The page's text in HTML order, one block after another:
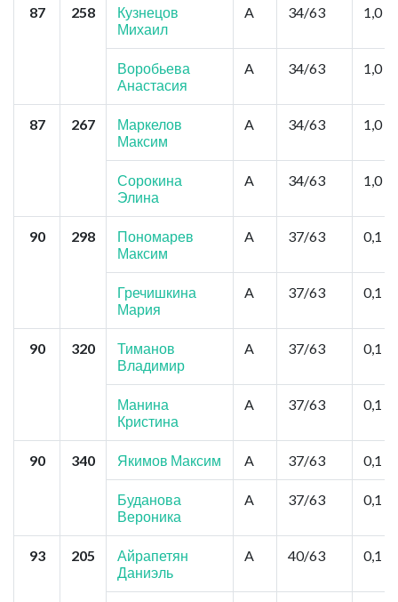
87 258
Кузнецов
Михаил
A 34/63 1,0
Воробьева
Анастасия
A 34/63 1,0
87 267
Маркелов
Максим
A 34/63 1,0
Сорокина
Элина
A 34/63 1,0
90 298
Пономарев
Максим
A 37/63 0,1
Гречишкина
Мария
A 37/63 0,1
90 320
Тиманов
Владимир
A 37/63 0,1
Манина
Кристина
A 37/63 0,1
90 340 Якимов Максим A 37/63 0,1
Буданова
Вероника
A 37/63 0,1
93 205
Айрапетян
Даниэль
A 40/63 0,1